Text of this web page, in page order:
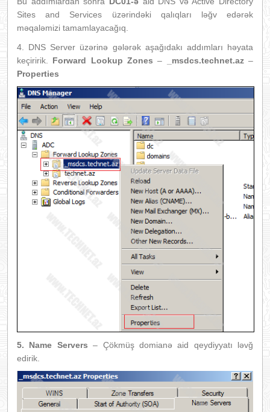
Sites and Services üzərindəki qalıqları ləğv edərək
məqaləmizi tamamlayacağıq.
4. DNS Server üzərinə gələrək aşağıdakı addımları həyata
keçiririk. Forward Lookup Zones – _msdcs.technet.az–
Properties
5. Name Servers – Çökmüş domianə aid qeydiyyatı ləvğ
edirik.